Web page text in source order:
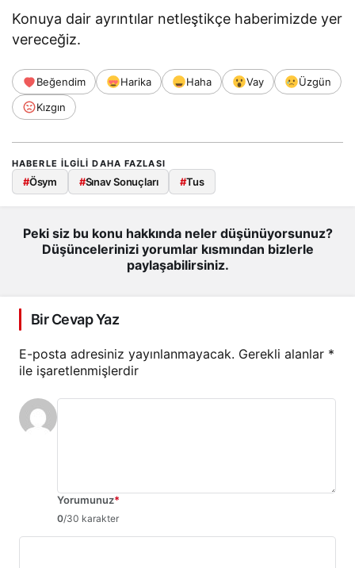
Konuya dair ayrıntılar netleştikçe haberimizde yer
vereceğiz.
Beğendim Harika Haha Vay
Üzgün
Kızgın
HABERLE ILGILI DAHA FAZLASI
#Ösym #Sınav Sonuçları #Tus
Peki siz bu konu hakkında neler düşünüyorsunuz?
Düşüncelerinizi yorumlar kısmından bizlerle
paylaşabilirsiniz.
Bir Cevap Yaz
E-posta adresiniz yayınlanmayacak. Gerekli alanlar *
ile işaretlenmişlerdir
Yorumunuz*
0/30 karakter